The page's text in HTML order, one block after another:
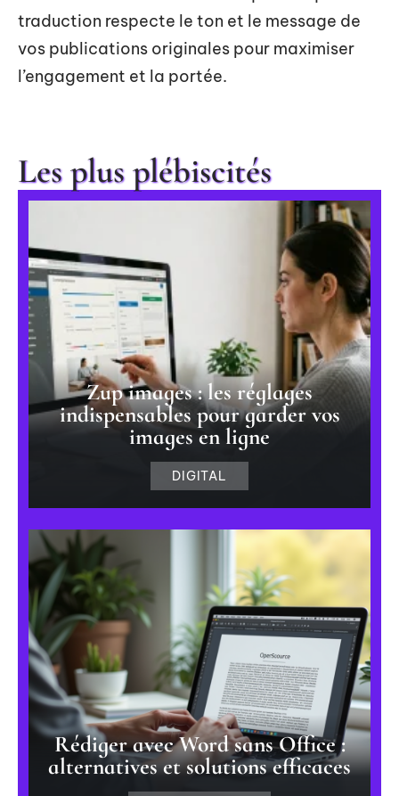
traduction respecte le ton et le message de
vos publications originales pour maximiser
l’engagement et la portée.
Les plus plébiscités
Zup images : les réglages
indispensables pour garder vos
images en ligne
DIGITAL
Rédiger avec Word sans Office :
alternatives et solutions efficaces